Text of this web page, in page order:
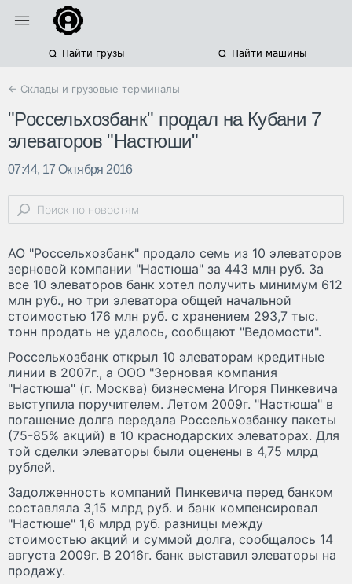
Найти грузы Найти машины
← Склады и грузовые терминалы
"Россельхозбанк" продал на Кубани 7
элеваторов "Настюши"
07:44, 17 Октября 2016
АО "Россельхозбанк" продало семь из 10 элеваторов
зерновой компании "Настюша" за 443 млн руб. За
все 10 элеваторов банк хотел получить минимум 612
млн руб., но три элеватора общей начальной
стоимостью 176 млн руб. с хранением 293,7 тыс.
тонн продать не удалось, сообщают "Ведомости".
Россельхозбанк открыл 10 элеваторам кредитные
линии в 2007г., а ООО "Зерновая компания
"Настюша" (г. Москва) бизнесмена Игоря Пинкевича
выступила поручителем. Летом 2009г. "Настюша" в
погашение долга передала Россельхозбанку пакеты
(75-85% акций) в 10 краснодарских элеваторах. Для
той сделки элеваторы были оценены в 4,75 млрд
рублей.
Задолженность компаний Пинкевича перед банком
составляла 3,15 млрд руб. и банк компенсировал
"Настюше" 1,6 млрд руб. разницы между
стоимостью акций и суммой долга, сообщалось 14
августа 2009г. В 2016г. банк выставил элеваторы на
продажу.